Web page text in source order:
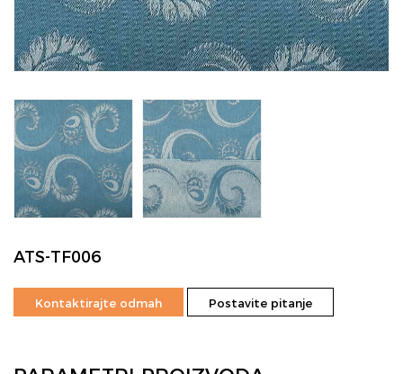
ATS-TF006
Kontaktirajte odmah Postavite pitanje